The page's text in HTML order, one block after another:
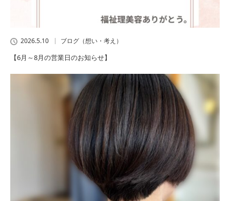
2026.5.10 ブログ（想い・考え）
【6月～8月の営業日のお知らせ】